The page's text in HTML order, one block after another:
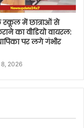
स्कूल में छात्राओं से
का वीडियो वायरल:
पर लगे गंभीर
2026